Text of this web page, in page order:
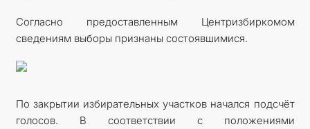
Согласно предоставленным Центризбиркомом
сведениям выборы признаны состоявшимися.
По закрытии избирательных участков начался подсчёт
голосов. В соответствии с положениями